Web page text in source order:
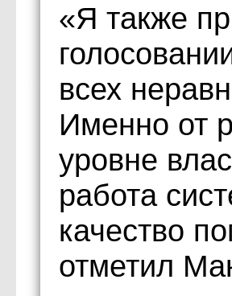
«Я также
всех
Именно от
уровне
работа
качество
отметил